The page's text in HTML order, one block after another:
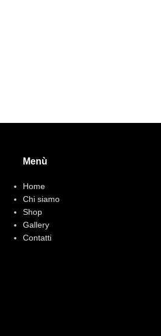
Menù
Home
Chi siamo
Shop
Gallery
Contatti